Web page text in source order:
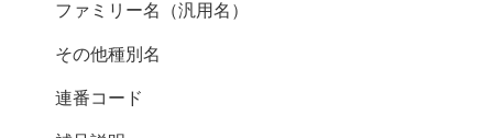
ファミリー名（汎用名）
その他種別名
連番コード